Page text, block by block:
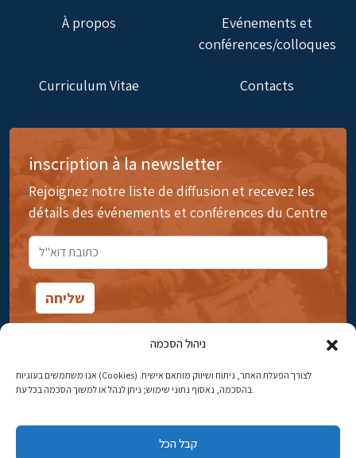
ניהול הסכמה
אנו משתמשים בעוגיות (Cookies) לצורך הפעלת האתר, ניתוח ושיווק מותאם אישית.
בהסכמה, נאסוף נתוני שימוש; ניתן לנהל או למשוך הסכמה בכל עת.
קבל הכל
À propos
Evénements et
conférences/colloques
Curriculum Vitae Contacts
inscription à la newsletter
Rejoignez notre liste de diffusion et recevez les
détails des événements et conférences du Centre
14rue Ibn Gavirol, Rehavia, Jérusalem
Adresse électronique:najww2@ybz.org.il